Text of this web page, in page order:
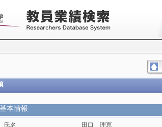
基本情報
氏名
田口 理恵